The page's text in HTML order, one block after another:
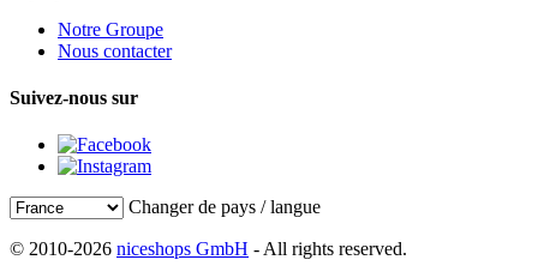
Notre Groupe
Nous contacter
Suivez-nous sur
Changer de pays / langue
© 2010-2026 niceshops GmbH - All rights reserved.